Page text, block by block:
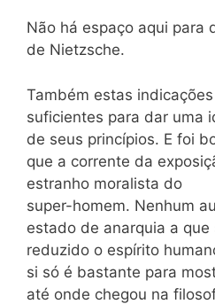
Não há espaço aqui para
de Nietzsche.
Também estas
suficientes para dar uma
de seus princípios. E foi
que a corrente da
estranho moralista do
super-homem. Nenhum
estado de anarquia a que
reduzido o espírito
si só é bastante para
até onde chegou na